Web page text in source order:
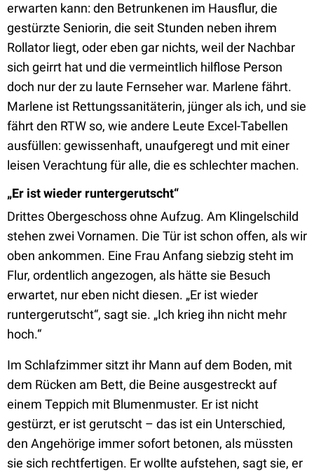
erwarten kann: den Betrunkenen im Hausflur, die
gestürzte Seniorin, die seit Stunden neben ihrem
Rollator liegt, oder eben gar nichts, weil der Nachbar
sich geirrt hat und die vermeintlich hilflose Person
doch nur der zu laute Fernseher war. Marlene fährt.
Marlene ist Rettungssanitäterin, jünger als ich, und sie
fährt den RTW so, wie andere Leute Excel-Tabellen
ausfüllen: gewissenhaft, unaufgeregt und mit einer
leisen Verachtung für alle, die es schlechter machen.
„Er ist wieder runtergerutscht“
Drittes Obergeschoss ohne Aufzug. Am Klingelschild
stehen zwei Vornamen. Die Tür ist schon offen, als wir
oben ankommen. Eine Frau Anfang siebzig steht im
Flur, ordentlich angezogen, als hätte sie Besuch
erwartet, nur eben nicht diesen. „Er ist wieder
runtergerutscht“, sagt sie. „Ich krieg ihn nicht mehr
hoch.“
Im Schlafzimmer sitzt ihr Mann auf dem Boden, mit
dem Rücken am Bett, die Beine ausgestreckt auf
einem Teppich mit Blumenmuster. Er ist nicht
gestürzt, er ist gerutscht – das ist ein Unterschied,
den Angehörige immer sofort betonen, als müssten
sie sich rechtfertigen. Er wollte aufstehen, sagt sie, er